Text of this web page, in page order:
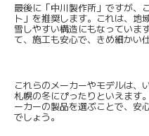
最後に「中川製作所」ですが、
ト」を推奨します。これは、地
雪しやすい構造にもなっていま
て、施工も安心で、きめ細かい
これらのメーカーやモデルは、
札幌の冬にぴったりといえます
ーカーの製品を選ぶことで、安
でしょう。